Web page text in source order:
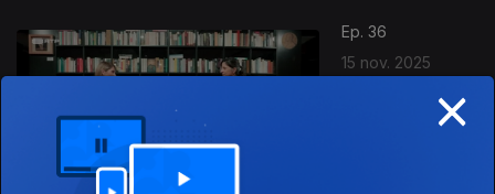
Ep. 36
15 nov. 2025
«Manual para×